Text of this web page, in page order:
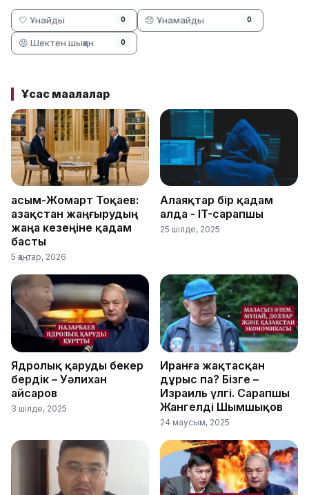
🤍 Ұнайды 0 😞 Ұнамайды 0
😡 Шектен шыққан 0
Ұқсас мақалалар
Қасым-Жомарт Тоқаев:
Қазақстан жаңғырудың
жаңа кезеңіне қадам
басты
5 қаңтар, 2026
Алаяқтар бір қадам
алда - IT-сарапшы
25 шілде, 2025
Ядролық қаруды бекер
бердік – Уәлихан
Қайсаров
3 шілде, 2025
Иранға жақтасқан
дұрыс па? Бізге –
Израиль үлгі. Сарапшы
Жангелді Шымшықов
24 маусым, 2025